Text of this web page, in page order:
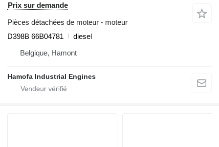
Prix sur demande
Pièces détachées de moteur - moteur
D398B 66B04781
diesel
Belgique, Hamont
Hamofa Industrial Engines